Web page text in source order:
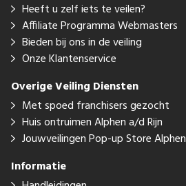
Heeft u zelf iets te veilen?
Affiliate Programma Webmasters
Bieden bij ons in de veiling
Onze Klantenservice
Overige Veiling Diensten
Met spoed franchisers gezocht
Huis ontruimen Alphen a/d Rijn
Jouwveilingen Pop-up Store Alphen
Informatie